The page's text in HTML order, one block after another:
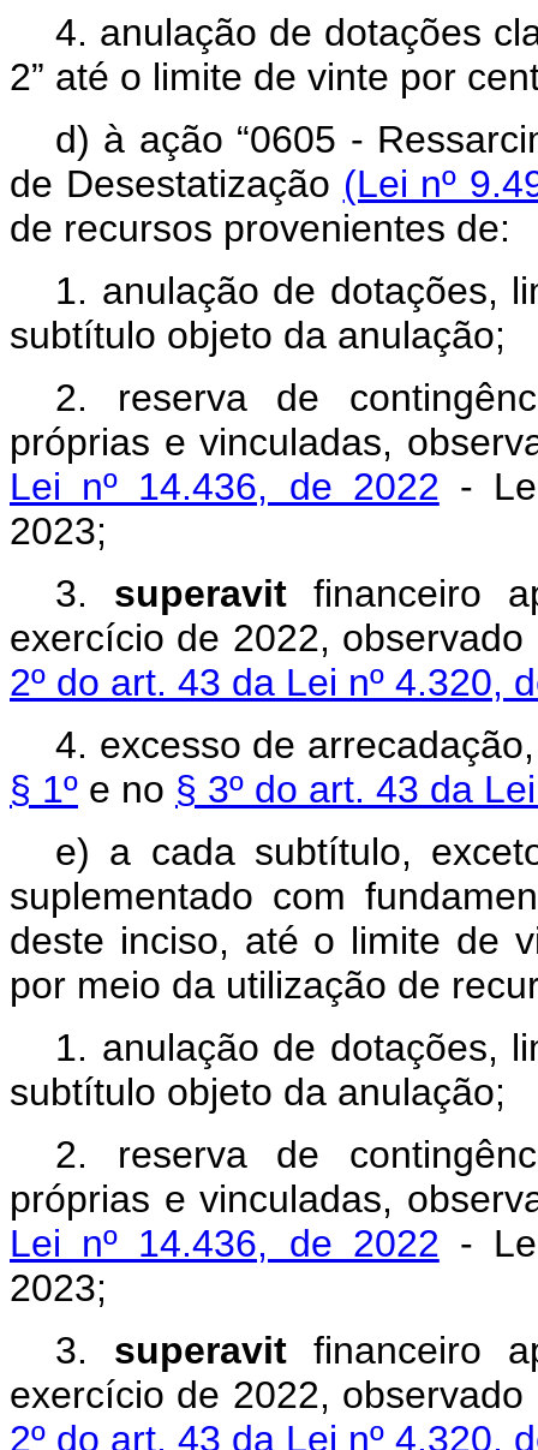
4. anulação de dotações
2” até o limite de vinte por
d) à ação “0605 -
de Desestatização (Lei nº
de recursos provenientes de:
1. anulação de dotações,
subtítulo objeto da anulação;
2. reserva de
próprias e vinculadas,
Lei nº 14.436, de 2022 -
2023;
3. superavitfinanceiro
exercício de 2022,
2º do art. 43 da Lei nº 4.320,
4. excesso de
§ 1º e no § 3º do art. 43 da
e) a cada subtítulo,
suplementado com
deste inciso, até o limite de
por meio da utilização de
1. anulação de dotações,
subtítulo objeto da anulação;
2. reserva de
próprias e vinculadas,
Lei nº 14.436, de 2022 -
2023;
3. superavit financeiro
exercício de 2022,
2º do art. 43 da Lei nº 4.320,